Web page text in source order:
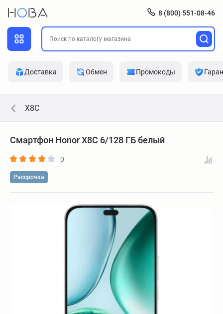
8 (800) 551-08-46
Доставка Обмен Промокоды
X8C
Смартфон Honor X8C 6/128 ГБ белый
0
Рассрочка